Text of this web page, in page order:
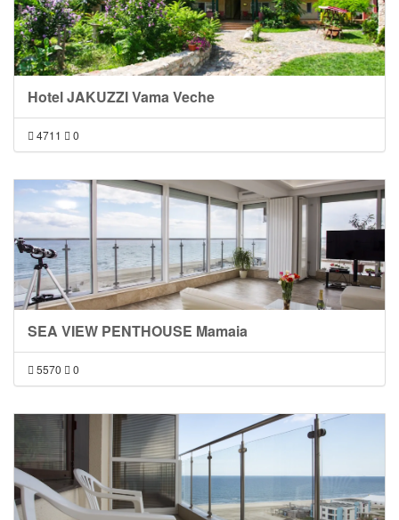
Hotel JAKUZZI Vama Veche
4711 0
SEA VIEW PENTHOUSE Mamaia
5570 0